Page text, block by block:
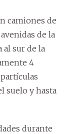
camiones de
de la
al sur de la
4
suelo y hasta
durante